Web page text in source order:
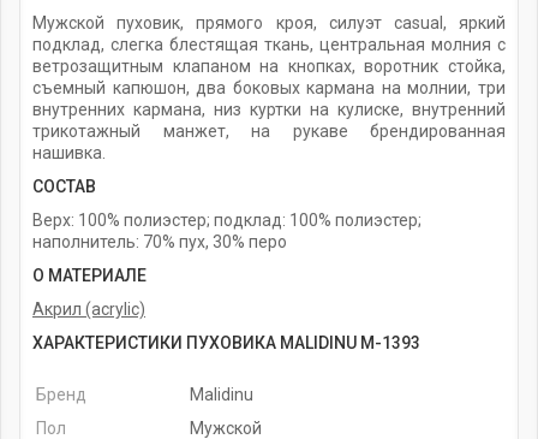
Мужской пуховик, прямого кроя, силуэт casual, яркий
подклад, слегка блестящая ткань, центральная молния с
ветрозащитным клапаном на кнопках, воротник стойка,
съемный капюшон, два боковых кармана на молнии, три
внутренних кармана, низ куртки на кулиске, внутренний
трикотажный манжет, на рукаве брендированная
нашивка.
СОСТАВ
Верх: 100% полиэстер; подклад: 100% полиэстер;
наполнитель: 70% пух, 30% перо
О МАТЕРИАЛЕ
Акрил (acrylic)
ХАРАКТЕРИСТИКИ ПУХОВИКА MALIDINU M-1393
Бренд
Malidinu
Пол
Мужской